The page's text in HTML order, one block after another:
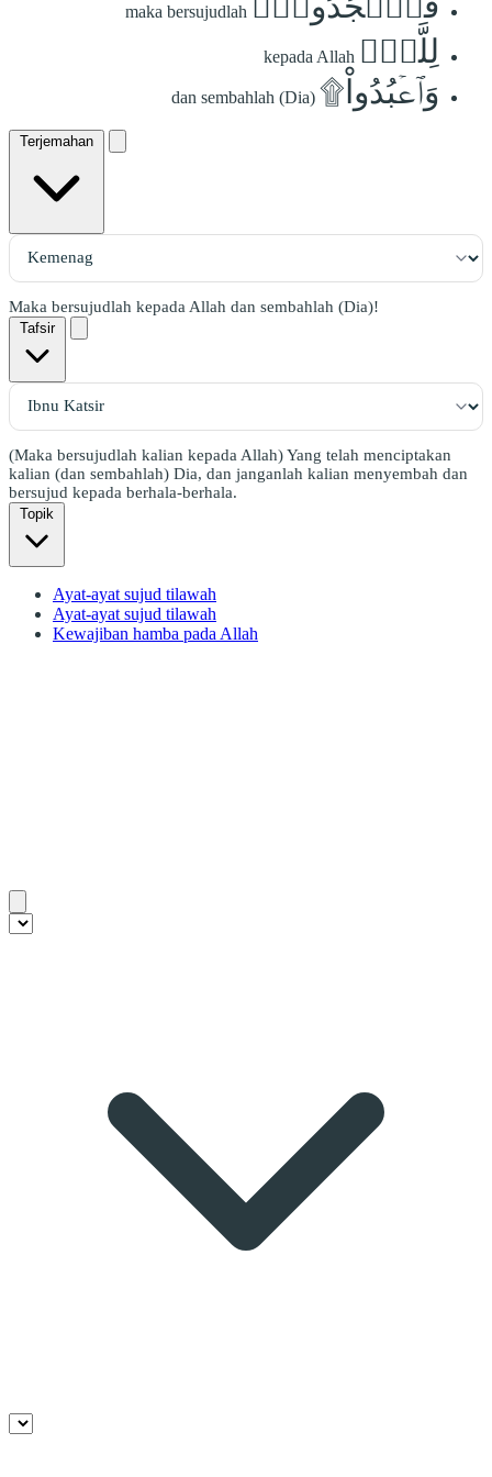
maka bersujudlah
لِلَّهِۤ kepada Allah
وَٱعۡبُدُواْ۩ dan sembahlah (Dia)
Terjemahan
Maka bersujudlah kepada Allah dan sembahlah (Dia)!
Tafsir
(Maka bersujudlah kalian kepada Allah) Yang telah menciptakan
kalian (dan sembahlah) Dia, dan janganlah kalian menyembah dan
bersujud kepada berhala-berhala.
Topik
Ayat-ayat sujud tilawah
Ayat-ayat sujud tilawah
Kewajiban hamba pada Allah